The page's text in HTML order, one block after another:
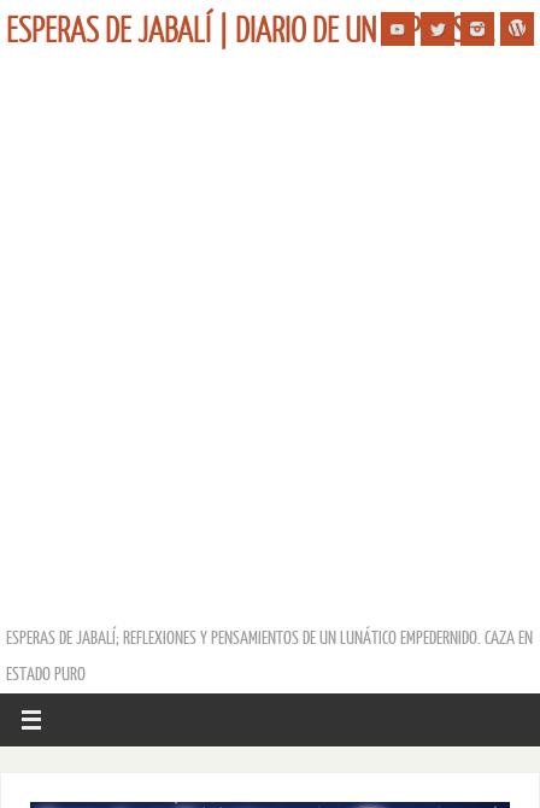
ESPERAS DE JABALÍ | DIARIO DE UN ESPERISTA
ESPERAS DE JABALÍ; REFLEXIONES Y PENSAMIENTOS DE UN LUNÁTICO EMPEDERNIDO. CAZA EN
ESTADO PURO